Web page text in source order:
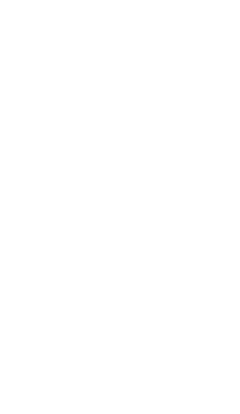
破获数起重案要案的艰难过程。
林晚媚的双重背叛。她从恨意中涅槃重生
档，侦破阎王娶亲、五鬼运财
林院的奇女子。十年前的她被他从死人堆
业报国的故事。甲午战争后，国家蒙羞，